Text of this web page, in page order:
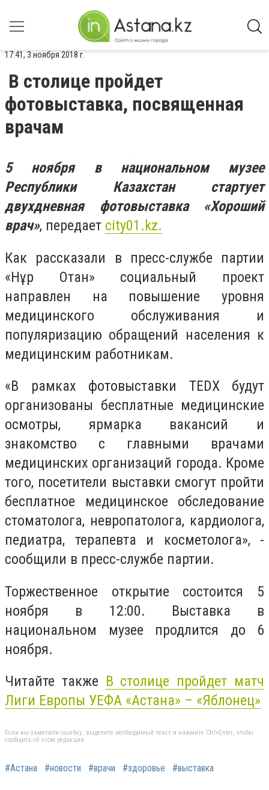
17:41, 3 ноября 2018 г.
В столице пройдет
фотовыставка, посвященная
врачам
5 ноября в национальном музее
Республики Казахстан стартует
двухдневная фотовыставка «Хороший
врач», передает city01. kz.
Как рассказали в пресс-службе партии
«Нұр Отан» социальный проект
направлен на повышение уровня
медицинского обслуживания и
популяризацию обращений населения к
медицинским работникам.
«В рамках фотовыставки TEDX будут
организованы бесплатные медицинские
осмотры, ярмарка вакансий и
знакомство с главными врачами
медицинских организаций города. Кроме
того, посетители выставки смогут пройти
бесплатное медицинское обследование
стоматолога, невропатолога, кардиолога,
педиатра, терапевта и косметолога», -
сообщили в пресс-службе партии.
Торжественное открытие состоится 5
ноября в 12:00. Выставка в
национальном музее продлится до 6
ноября.
Читайте также В столице пройдет матч
Лиги Европы УЕФА «Астана» – «Яблонец»
Если вы заметили ошибку, выделите необходимый текст и нажмите Ctrl+Enter, чтобы
сообщить об этом редакции
#Астана #новости #врачи #здоровье #выставка